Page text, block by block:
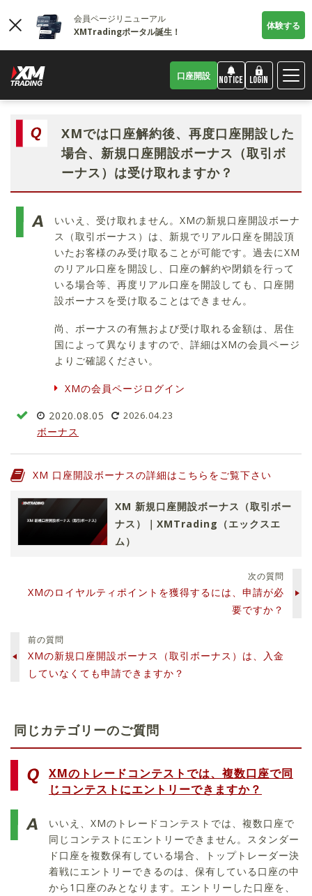
会員ページリニューアル
XMTradingポータル誕生！
体験する
口座開設 NOTICE LOGIN
XMでは口座解約後、再度口座開設した
場合、新規口座開設ボーナス（取引ボ
ーナス）は受け取れますか？
いいえ、受け取れません。XMの新規口座開設ボーナ
ス（取引ボーナス）は、新規でリアル口座を開設頂
いたお客様のみ受け取ることが可能です。過去にXM
のリアル口座を開設し、口座の解約や閉鎖を行って
いる場合等、再度リアル口座を開設しても、口座開
設ボーナスを受け取ることはできません。
尚、ボーナスの有無および受け取れる金額は、居住
国によって異なりますので、詳細はXMの会員ページ
よりご確認ください。
XMの会員ページログイン
2020.08.05 2026.04.23
ボーナス
XM 口座開設ボーナスの詳細はこちらをご覧下さい
XM 新規口座開設ボーナス（取引ボー
ナス）｜XMTrading（エックスエ
ム）
前の質問
XMの新規口座開設ボーナス（取引ボーナス）は、入金
していなくても申請できますか？
次の質問
XMのロイヤルティポイントを獲得するには、申請が必
要ですか？
同じカテゴリーのご質問
XMのトレードコンテストでは、複数口座で同
じコンテストにエントリーできますか？
いいえ、XMのトレードコンテストでは、複数口座で
同じコンテストにエントリーできません。スタンダー
ド口座を複数保有している場合、トップトレーダー決
着戦にエントリーできるのは、保有している口座の中
から1口座のみとなります。エントリーした口座を、